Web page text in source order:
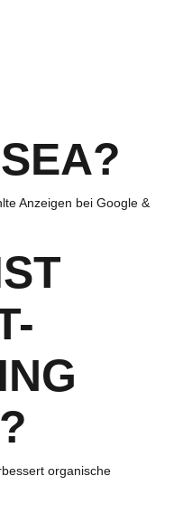
Anzeigen bei Google &
organische